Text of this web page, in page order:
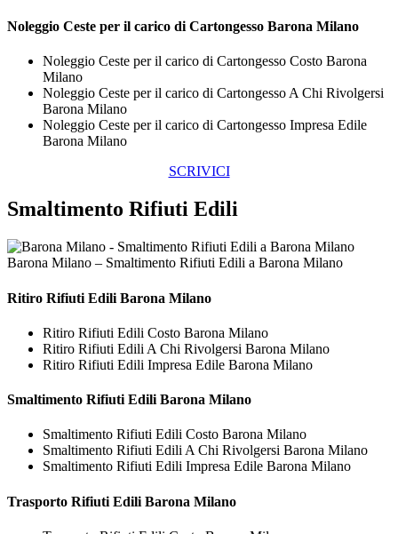
Noleggio Ceste per il carico di Cartongesso Barona Milano
Noleggio Ceste per il carico di Cartongesso Costo Barona
Milano
Noleggio Ceste per il carico di Cartongesso A Chi Rivolgersi
Barona Milano
Noleggio Ceste per il carico di Cartongesso Impresa Edile
Barona Milano
SCRIVICI
Smaltimento Rifiuti Edili
Barona Milano – Smaltimento Rifiuti Edili a Barona Milano
Ritiro Rifiuti Edili Barona Milano
Ritiro Rifiuti Edili Costo Barona Milano
Ritiro Rifiuti Edili A Chi Rivolgersi Barona Milano
Ritiro Rifiuti Edili Impresa Edile Barona Milano
Smaltimento Rifiuti Edili Barona Milano
Smaltimento Rifiuti Edili Costo Barona Milano
Smaltimento Rifiuti Edili A Chi Rivolgersi Barona Milano
Smaltimento Rifiuti Edili Impresa Edile Barona Milano
Trasporto Rifiuti Edili Barona Milano